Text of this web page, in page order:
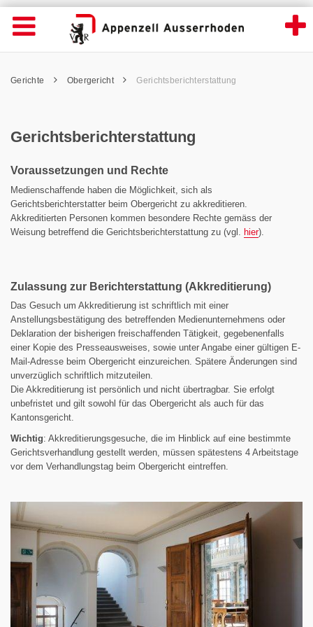
Gerichtsberichterstattung - Appenzell
Wichtige
Seiten
Home
Inhalt
Navigation öffnen
Inhalt
Pfadnavigation
Gerichte Obergericht Gerichtsberichterstattung
Gerichtsberichterstattung
Voraussetzungen und Rechte
Medienschaffende haben die Möglichkeit, sich als
Gerichtsberichterstatter beim Obergericht zu akkreditieren.
Akkreditierten Personen kommen besondere Rechte gemäss der
Weisung betreffend die Gerichtsberichterstattung zu (vgl. hier).
Zulassung zur Berichterstattung (Akkreditierung)
Das Gesuch um Akkreditierung ist schriftlich mit einer
Anstellungsbestätigung des betreffenden Medienunternehmens oder
Deklaration der bisherigen freischaffenden Tätigkeit, gegebenenfalls
einer Kopie des Presseausweises, sowie unter Angabe einer gültigen E-
Mail-Adresse beim Obergericht einzureichen. Spätere Änderungen sind
unverzüglich schriftlich mitzuteilen.
Die Akkreditierung ist persönlich und nicht übertragbar. Sie erfolgt
unbefristet und gilt sowohl für das Obergericht als auch für das
Kantonsgericht.
Wichtig: Akkreditierungsgesuche, die im Hinblick auf eine bestimmte
Gerichtsverhandlung gestellt werden, müssen spätestens 4 Arbeitstage
vor dem Verhandlungstag beim Obergericht eintreffen.